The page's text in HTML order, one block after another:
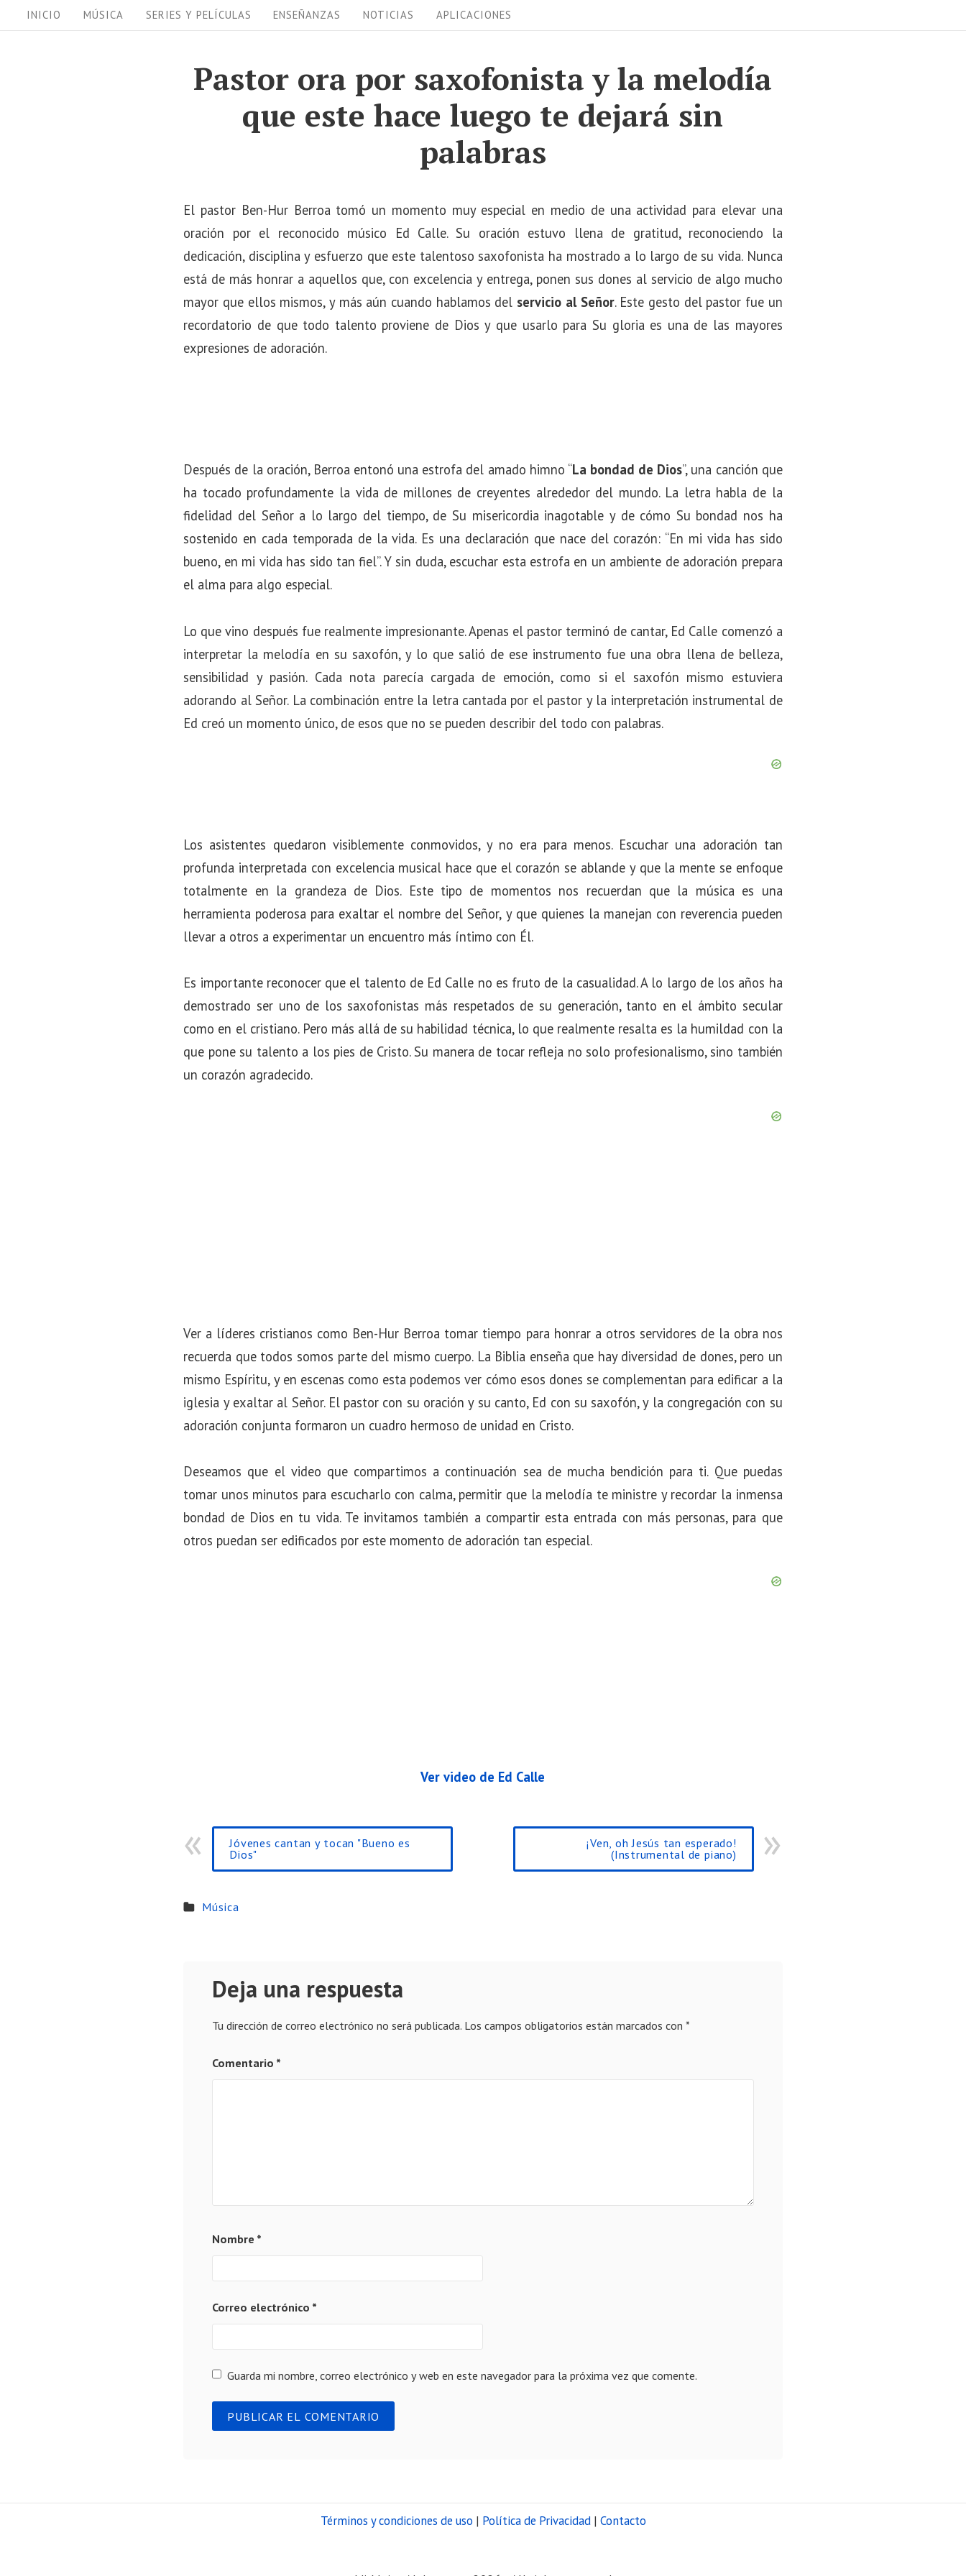
k
i
INICIO MÚSICA SERIES Y PELÍCULAS ENSEÑANZAS NOTICIAS APLICACIONES
Pastor ora por saxofonista y la melodía
que este hace luego te dejará sin
palabras
El pastor Ben-Hur Berroa tomó un momento muy especial en medio de una actividad para elevar una
oración por el reconocido músico Ed Calle. Su oración estuvo llena de gratitud, reconociendo la
dedicación, disciplina y esfuerzo que este talentoso saxofonista ha mostrado a lo largo de su vida. Nunca
está de más honrar a aquellos que, con excelencia y entrega, ponen sus dones al servicio de algo mucho
mayor que ellos mismos, y más aún cuando hablamos del servicio al Señor. Este gesto del pastor fue un
recordatorio de que todo talento proviene de Dios y que usarlo para Su gloria es una de las mayores
expresiones de adoración.
Después de la oración, Berroa entonó una estrofa del amado himno “La bondad de Dios”, una canción que
ha tocado profundamente la vida de millones de creyentes alrededor del mundo. La letra habla de la
fidelidad del Señor a lo largo del tiempo, de Su misericordia inagotable y de cómo Su bondad nos ha
sostenido en cada temporada de la vida. Es una declaración que nace del corazón: “En mi vida has sido
bueno, en mi vida has sido tan fiel”. Y sin duda, escuchar esta estrofa en un ambiente de adoración prepara
el alma para algo especial.
Lo que vino después fue realmente impresionante. Apenas el pastor terminó de cantar, Ed Calle comenzó a
interpretar la melodía en su saxofón, y lo que salió de ese instrumento fue una obra llena de belleza,
sensibilidad y pasión. Cada nota parecía cargada de emoción, como si el saxofón mismo estuviera
adorando al Señor. La combinación entre la letra cantada por el pastor y la interpretación instrumental de
Ed creó un momento único, de esos que no se pueden describir del todo con palabras.
Los asistentes quedaron visiblemente conmovidos, y no era para menos. Escuchar una adoración tan
profunda interpretada con excelencia musical hace que el corazón se ablande y que la mente se enfoque
totalmente en la grandeza de Dios. Este tipo de momentos nos recuerdan que la música es una
herramienta poderosa para exaltar el nombre del Señor, y que quienes la manejan con reverencia pueden
llevar a otros a experimentar un encuentro más íntimo con Él.
Es importante reconocer que el talento de Ed Calle no es fruto de la casualidad. A lo largo de los años ha
demostrado ser uno de los saxofonistas más respetados de su generación, tanto en el ámbito secular
como en el cristiano. Pero más allá de su habilidad técnica, lo que realmente resalta es la humildad con la
que pone su talento a los pies de Cristo. Su manera de tocar refleja no solo profesionalismo, sino también
un corazón agradecido.
Ver a líderes cristianos como Ben-Hur Berroa tomar tiempo para honrar a otros servidores de la obra nos
recuerda que todos somos parte del mismo cuerpo. La Biblia enseña que hay diversidad de dones, pero un
mismo Espíritu, y en escenas como esta podemos ver cómo esos dones se complementan para edificar a la
iglesia y exaltar al Señor. El pastor con su oración y su canto, Ed con su saxofón, y la congregación con su
adoración conjunta formaron un cuadro hermoso de unidad en Cristo.
Deseamos que el video que compartimos a continuación sea de mucha bendición para ti. Que puedas
tomar unos minutos para escucharlo con calma, permitir que la melodía te ministre y recordar la inmensa
bondad de Dios en tu vida. Te invitamos también a compartir esta entrada con más personas, para que
otros puedan ser edificados por este momento de adoración tan especial.
Ver video de Ed Calle
Jóvenes cantan y tocan "Bueno es
Dios"
¡Ven, oh Jesús tan esperado!
(Instrumental de piano)
Música
Deja una respuesta
Tu dirección de correo electrónico no será publicada. Los campos obligatorios están marcados con*
Comentario *
Nombre *
Correo electrónico *
Guarda mi nombre, correo electrónico y web en este navegador para la próxima vez que comente.
Términos y condiciones de uso | Política de Privacidad| Contacto